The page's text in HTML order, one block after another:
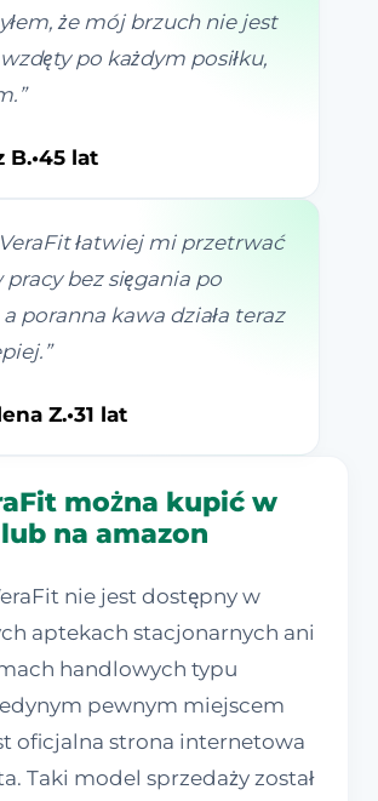
że mój brzuch nie jest
po każdym posiłku,
”
B.•45 lat
łatwiej mi przetrwać
pracy bez sięgania po
poranna kawa działa teraz
”
Z.•31 lat
można kupić w
na amazon
nie jest dostępny w
aptekach stacjonarnych ani
handlowych typu
pewnym miejscem
oficjalna strona internetowa
Taki model sprzedaży został